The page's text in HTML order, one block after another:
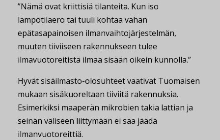
”Nämä ovat kriittisiä tilanteita. Kun iso
lämpötilaero tai tuuli kohtaa vähän
epätasapainoisen ilmanvaihtojärjestelmän,
muuten tiiviiseen rakennukseen tulee
ilmavuotoreitistä ilmaa sisään oikein kunnolla.”
Hyvät sisäilmasto-olosuhteet vaativat Tuomaisen
mukaan sisäkuoreltaan tiiviitä rakennuksia.
Esimerkiksi maaperän mikrobien takia lattian ja
seinän väliseen liittymään ei saa jäädä
ilmanvuotoreittiä.